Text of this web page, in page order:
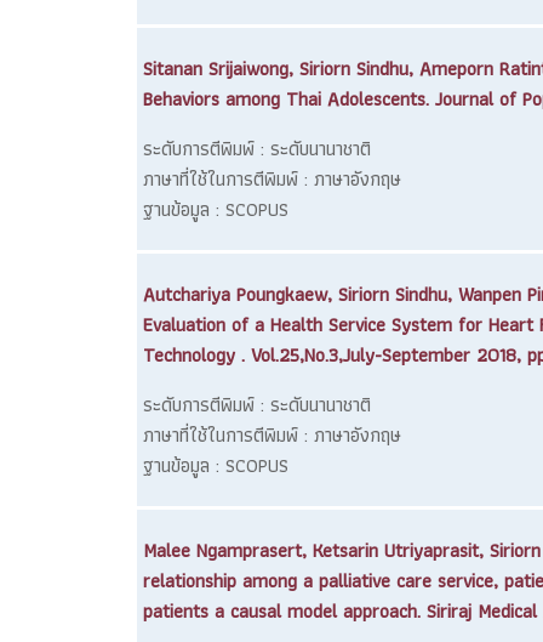
Sitanan Srijaiwong, Siriorn Sindhu, Ameporn
Behaviors among Thai Adolescents. Journal of
ระดับการตีพิมพ์ : ระดับนานาชาติ
ภาษาที่ใช้ในการตีพิมพ์ : ภาษาอังกฤษ
ฐานข้อมูล : SCOPUS
Autchariya Poungkaew, Siriorn Sindhu, Wanpen
Evaluation of a Health Service System for Heart
Technology . Vol.25,No.3,July-September 2018,
ระดับการตีพิมพ์ : ระดับนานาชาติ
ภาษาที่ใช้ในการตีพิมพ์ : ภาษาอังกฤษ
ฐานข้อมูล : SCOPUS
Malee Ngamprasert, Ketsarin Utriyaprasit,
relationship among a palliative care service,
patients a causal model approach. Siriraj